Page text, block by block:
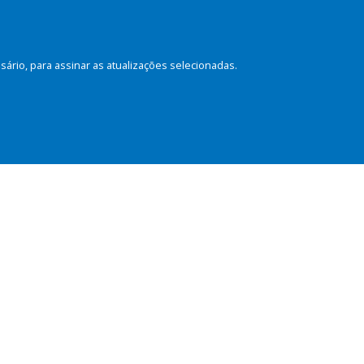
para assinar as atualizações selecionadas.